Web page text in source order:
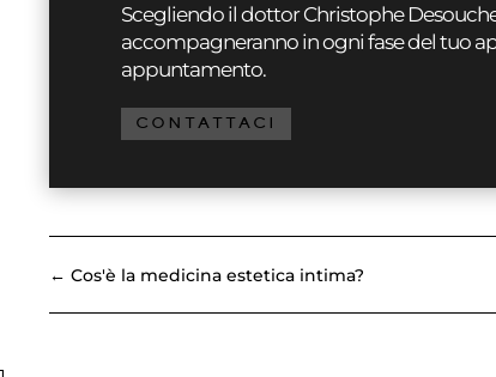
Scegliendo il dottor Christophe
accompagneranno in ogni fase del tuo
appuntamento.
CONTATTACI
←Cos'è la medicina estetica intima?